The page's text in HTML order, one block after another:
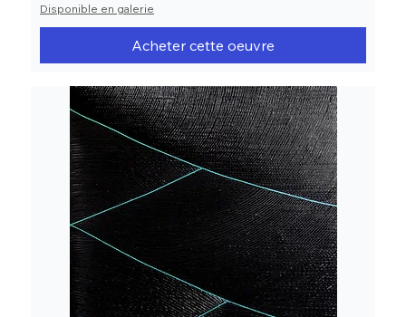
Disponible en galerie
Acheter cette oeuvre